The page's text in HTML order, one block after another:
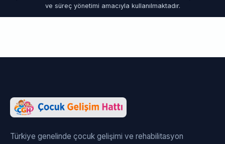
ve süreç yönetimi amacıyla kullanılmaktadır.
Türkiye genelinde çocuk gelişimi ve rehabilitasyon